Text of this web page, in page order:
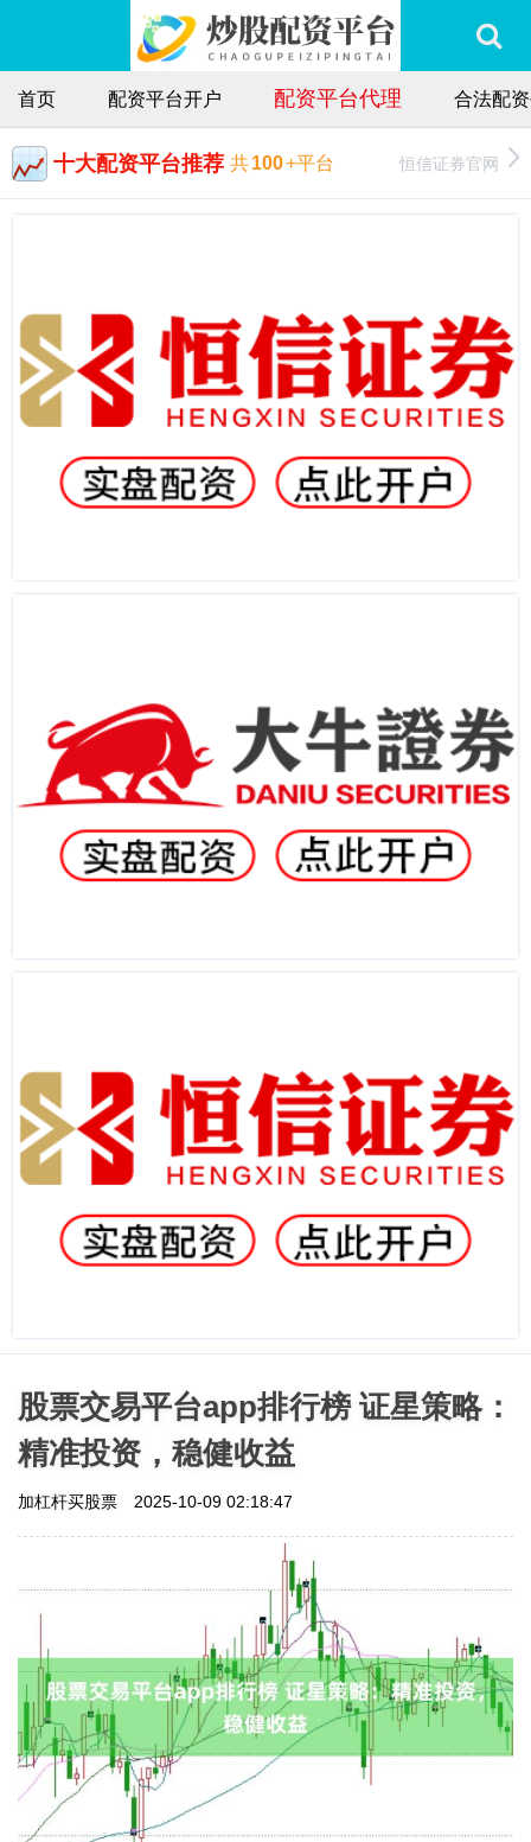
首页 配资平台开户 配资平台代理 合法配
十大配资平台推荐 共100+平台 恒信证券官网
股票交易平台app排行榜 证星策略：
精准投资，稳健收益
加杠杆买股票 2025-10-09 02:18:47